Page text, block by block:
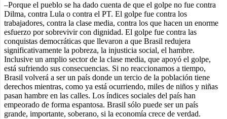
–Porque el pueblo se ha dado cuenta de que el golpe no fue contra
Dilma, contra Lula o contra el PT. El golpe fue contra los
trabajadores, contra la clase media, contra los que hacen un enorme
esfuerzo por sobrevivir con dignidad. El golpe fue contra las
conquistas democráticas que llevaron a que Brasil redujera
significativamente la pobreza, la injusticia social, el hambre.
Inclusive un amplio sector de la clase media, que apoyó el golpe,
está sufriendo sus consecuencias. Si no reaccionamos a tiempo,
Brasil volverá a ser un país donde un tercio de la población tiene
derechos mientras, como ya está ocurriendo, miles de niños y niñas
pasan hambre en las calles. Los índices sociales del país han
empeorado de forma espantosa. Brasil sólo puede ser un país
grande, importante, soberano, si la economía crece de verdad.